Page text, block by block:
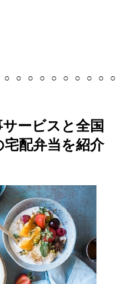
○ ○ ○ ○ ○ ○ ○ ○ ○ ○
ービスと全国
配弁当を紹介